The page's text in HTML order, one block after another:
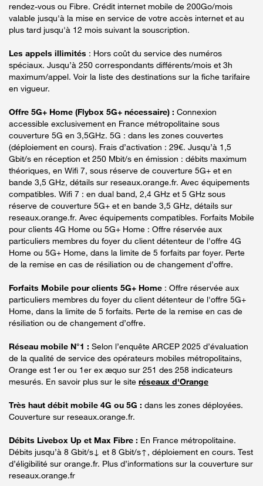
rendez-vous ou Fibre. Crédit internet mobile de 200Go/mois
valable jusqu'à la mise en service de votre accès internet et au
plus tard jusqu'à 12 mois suivant la souscription.
Les appels illimités : Hors coût du service des numéros
spéciaux. Jusqu’à 250 correspondants différents/mois et 3h
maximum/appel. Voir la liste des destinations sur la fiche tarifaire
en vigueur.
Offre 5G+ Home (Flybox 5G+ nécessaire) : Connexion
accessible exclusivement en France métropolitaine sous
couverture 5G en 3,5GHz. 5G : dans les zones couvertes
(déploiement en cours). Frais d’activation : 29€. Jusqu’à 1,5
Gbit/s en réception et 250 Mbit/s en émission : débits maximum
théoriques, en Wifi 7, sous réserve de couverture 5G+ et en
bande 3,5 GHz, détails sur reseaux.orange.fr. Avec équipements
compatibles. Wifi 7 : en dual band, 2,4 GHz et 5 GHz sous
réserve de couverture 5G+ et en bande 3,5 GHz, détails sur
reseaux.orange.fr. Avec équipements compatibles. Forfaits Mobile
pour clients 4G Home ou 5G+ Home : Offre réservée aux
particuliers membres du foyer du client détenteur de l'offre 4G
Home ou 5G+ Home, dans la limite de 5 forfaits par foyer. Perte
de la remise en cas de résiliation ou de changement d’offre.
Forfaits Mobile pour clients 5G+ Home : Offre réservée aux
particuliers membres du foyer du client détenteur de l'offre 5G+
Home, dans la limite de 5 forfaits. Perte de la remise en cas de
résiliation ou de changement d’offre.
Réseau mobile N°1 : Selon l’enquête ARCEP 2025 d’évaluation
de la qualité de service des opérateurs mobiles métropolitains,
Orange est 1er ou 1er ex æquo sur 251 des 258 indicateurs
mesurés. En savoir plus sur le site réseaux d'Orange
Très haut débit mobile 4G ou 5G : dans les zones déployées.
Couverture sur reseaux.orange.fr.
Débits Livebox Up et Max Fibre : En France métropolitaine.
Débits jusqu’à 8 Gbit/s↓ et 8 Gbit/s↑, déploiement en cours. Test
d’éligibilité sur orange.fr. Plus d’informations sur la couverture sur
reseaux.orange.fr